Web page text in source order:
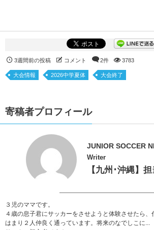
3週間前の投稿 コメント 2件 3783
大会情報 2026中学夏体 大会終了
寄稿者プロフィール
JUNIOR SOCCER
Writer
【九州･沖縄】
３児のママです。
４歳の息子君にサッカーをさせようと体験させたら
はまり２人仲良く通っています。将来のなでしこに...